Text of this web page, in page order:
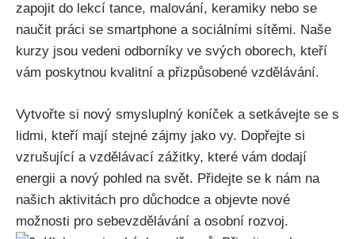
zapojit ⁢do lekcí tance, malování, keramiky nebo​ se⁤
naučit‌ práci se smartphone ⁣a ⁣sociálními sítěmi. Naše⁣
kurzy jsou vedeni odborníky ​ve⁢ svých oborech, kteří
vám poskytnou kvalitní a přizpůsobené ‌vzdělávání.
Vytvořte si ‍nový smysluplný koníček a setkávejte se s
lidmi, kteří mají stejné zájmy jako vy. Dopřejte si
vzrušující a vzdělávací zážitky, které vám dodají
energii a nový pohled na svět.​ Přidejte se ⁣k nám na
našich aktivitách‌ pro důchodce a objevte nové​
možnosti pro sebevzdělávání ​a​ osobní rozvoj.